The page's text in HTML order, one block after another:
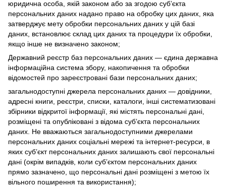
юридична особа, якій законом або за згодою суб’єкта
персональних даних надано право на обробку цих даних, яка
затверджує мету обробки персональних даних у цій базі
даних, встановлює склад цих даних та процедури їх обробки,
якщо інше не визначено законом;
Державний реєстр баз персональних даних — єдина державна
інформаційна система збору, накопичення та обробки
відомостей про зареєстровані бази персональних даних;
загальнодоступні джерела персональних даних — довідники,
адресні книги, реєстри, списки, каталоги, інші систематизовані
збірники відкритої інформації, які містять персональні дані,
розміщені та опубліковані з відома суб’єкта персональних
даних. Не вважаються загальнодоступними джерелами
персональних даних соціальні мережі та інтернет-ресурси, в
яких суб’єкт персональних даних залишають свої персональні
дані (окрім випадків, коли суб’єктом персональних даних
прямо зазначено, що персональні дані розміщені з метою їх
вільного поширення та використання);